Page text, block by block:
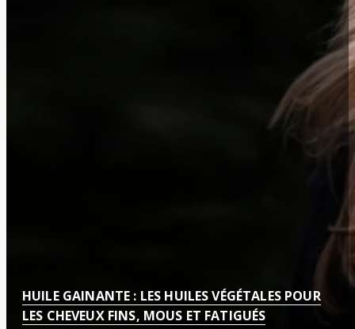
HUILE GAINANTE : LES HUILES VÉGÉTALES POUR
LES CHEVEUX FINS, MOUS ET FATIGUÉS